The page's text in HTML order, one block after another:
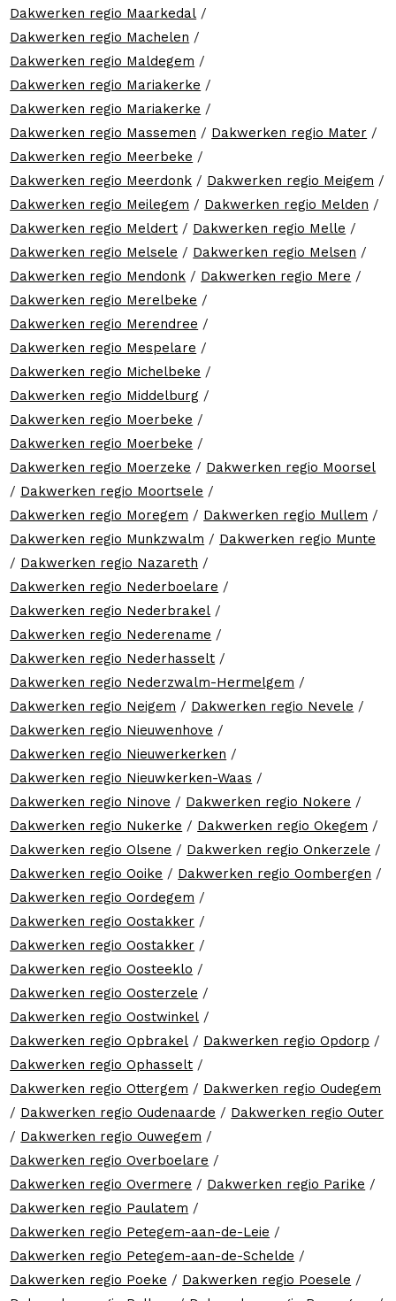
Dakwerken regio Maarkedal /
Dakwerken regio Machelen /
Dakwerken regio Maldegem /
Dakwerken regio Mariakerke /
Dakwerken regio Mariakerke /
Dakwerken regio Massemen / Dakwerken regio Mater /
Dakwerken regio Meerbeke /
Dakwerken regio Meerdonk / Dakwerken regio Meigem /
Dakwerken regio Meilegem / Dakwerken regio Melden /
Dakwerken regio Meldert / Dakwerken regio Melle /
Dakwerken regio Melsele / Dakwerken regio Melsen /
Dakwerken regio Mendonk / Dakwerken regio Mere /
Dakwerken regio Merelbeke /
Dakwerken regio Merendree /
Dakwerken regio Mespelare /
Dakwerken regio Michelbeke /
Dakwerken regio Middelburg /
Dakwerken regio Moerbeke /
Dakwerken regio Moerbeke /
Dakwerken regio Moerzeke / Dakwerken regio Moorsel
/ Dakwerken regio Moortsele /
Dakwerken regio Moregem / Dakwerken regio Mullem /
Dakwerken regio Munkzwalm / Dakwerken regio Munte
/ Dakwerken regio Nazareth /
Dakwerken regio Nederboelare /
Dakwerken regio Nederbrakel /
Dakwerken regio Nederename /
Dakwerken regio Nederhasselt /
Dakwerken regio Nederzwalm-Hermelgem /
Dakwerken regio Neigem / Dakwerken regio Nevele /
Dakwerken regio Nieuwenhove /
Dakwerken regio Nieuwerkerken /
Dakwerken regio Nieuwkerken-Waas /
Dakwerken regio Ninove / Dakwerken regio Nokere /
Dakwerken regio Nukerke / Dakwerken regio Okegem /
Dakwerken regio Olsene / Dakwerken regio Onkerzele /
Dakwerken regio Ooike / Dakwerken regio Oombergen /
Dakwerken regio Oordegem /
Dakwerken regio Oostakker /
Dakwerken regio Oostakker /
Dakwerken regio Oosteeklo /
Dakwerken regio Oosterzele /
Dakwerken regio Oostwinkel /
Dakwerken regio Opbrakel / Dakwerken regio Opdorp /
Dakwerken regio Ophasselt /
Dakwerken regio Ottergem / Dakwerken regio Oudegem
/ Dakwerken regio Oudenaarde / Dakwerken regio Outer
/ Dakwerken regio Ouwegem /
Dakwerken regio Overboelare /
Dakwerken regio Overmere / Dakwerken regio Parike /
Dakwerken regio Paulatem /
Dakwerken regio Petegem-aan-de-Leie /
Dakwerken regio Petegem-aan-de-Schelde /
Dakwerken regio Poeke / Dakwerken regio Poesele /